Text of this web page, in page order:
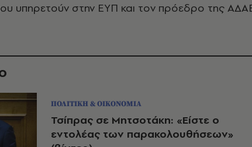
υπηρετούν στην ΕΥΠ και τον πρόεδρο της
ΠΟΛΙΤΙΚΗ & ΟΙΚΟΝΟΜΙΑ
Τσίπρας σε Μητσοτάκη: «Είστε ο
εντολέας των παρακολουθήσεων»